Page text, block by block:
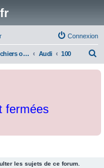
Connexion
Fichiers originaux Audi 100
c
fermées
les sujets de ce forum.